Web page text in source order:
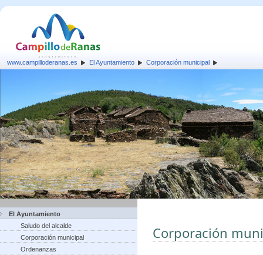
www.campilloderanas.es El Ayuntamiento Corporación municipal
El Ayuntamiento
Saludo del alcalde
Corporación municipal
Ordenanzas
Corporación